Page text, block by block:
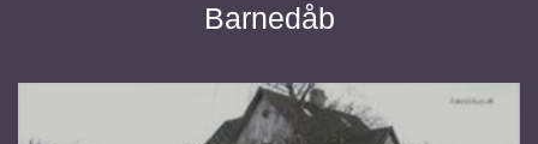
Barnedåb